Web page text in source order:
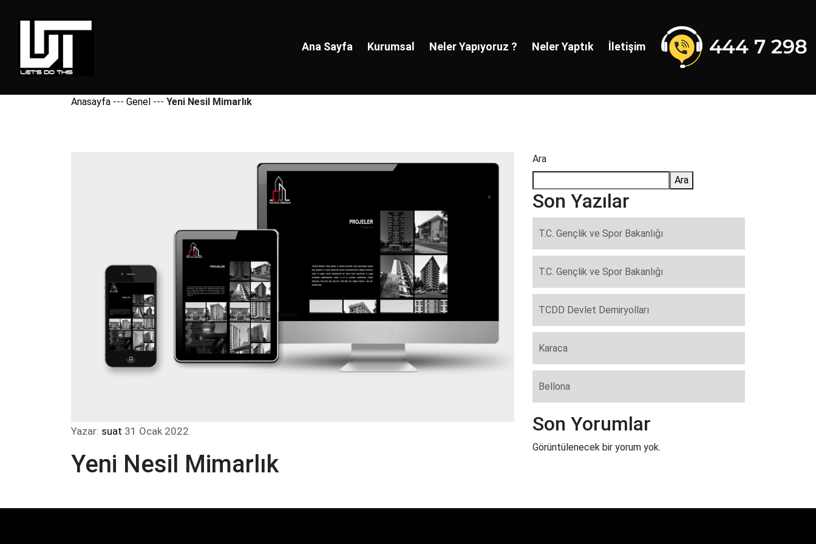
Ana Sayfa Kurumsal Neler Yapıyoruz ? Neler Yaptık İletişim
Anasayfa --- Genel --- Yeni Nesil Mimarlık
Yazar: suat 31 Ocak 2022
Yeni Nesil Mimarlık
Ara
Ara
Son Yazılar
T.C. Gençlik ve Spor Bakanlığı
T.C. Gençlik ve Spor Bakanlığı
TCDD Devlet Demiryolları
Karaca
Bellona
Son Yorumlar
Görüntülenecek bir yorum yok.